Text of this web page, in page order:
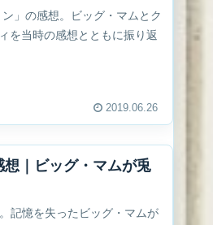
」の感想。ビッグ・マムとク
を当時の感想とともに振り返
2019.06.26
｜ビッグ・マムが兎
記憶を失ったビッグ・マムが